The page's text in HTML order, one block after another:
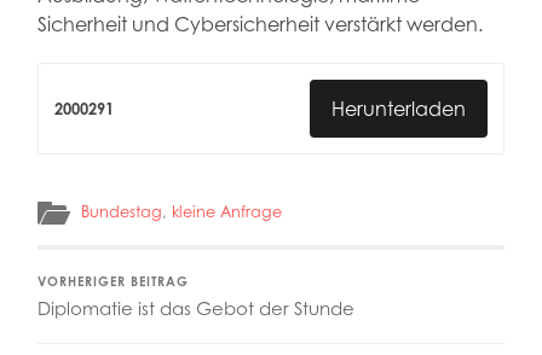
Sicherheit und Cybersicherheit verstärkt werden.
2000291 Herunterladen
Bundestag, kleine Anfrage
VORHERIGER BEITRAG
Diplomatie ist das Gebot der Stunde